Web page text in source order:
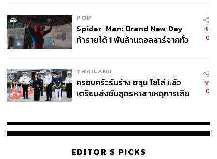
POP
Spider-Man: Brand New Day
ทำรายได้ 1 พันล้านดอลลาร์จากทั่ว
0
THAILAND
ครอบครัวรับร่าง ฮลุน โซโล่ แล้ว
เตรียมส่งชันสูตรหาสาเหตุการเสีย
0
EDITOR'S PICKS